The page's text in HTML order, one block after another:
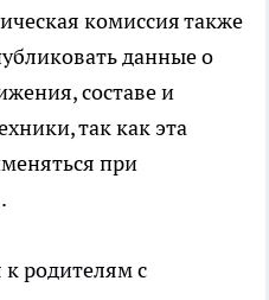
комиссия также
данные о
составе и
так как эта
при
родителям с